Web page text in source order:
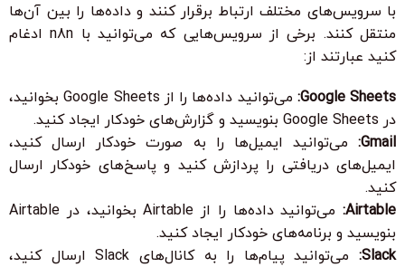
با سرویس‌های مختلف ارتباط برقرار کنند و داده‌ها را بین آن‌ها
منتقل کنند. برخی از سرویس‌هایی که می‌توانید با n8n ادغام
کنید عبارتند از:
Google Sheets:
می‌توانید داده‌ها را از Google Sheets بخوانید،
در Google Sheets بنویسید و گزارش‌های خودکار ایجاد کنید.
Gmail:
می‌توانید ایمیل‌ها را به صورت خودکار ارسال کنید،
ایمیل‌های دریافتی را پردازش کنید و پاسخ‌های خودکار ارسال
کنید.
Airtable:
می‌توانید داده‌ها را از Airtable بخوانید، در Airtable
بنویسید و برنامه‌های خودکار ایجاد کنید.
Slack:
می‌توانید پیام‌ها را به کانال‌های Slack ارسال کنید،